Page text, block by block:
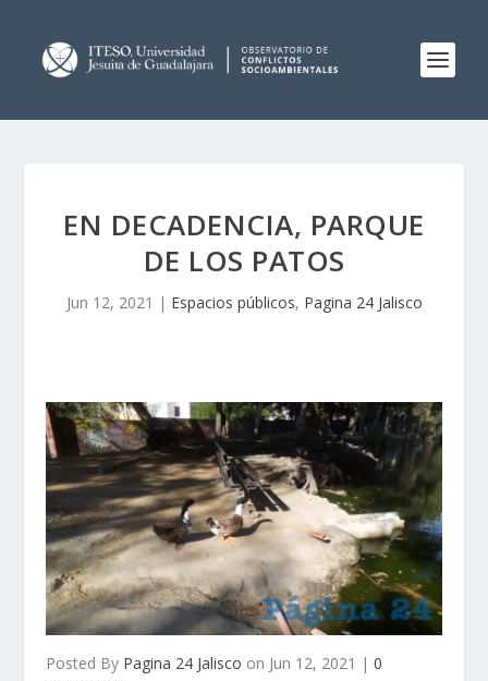
EN DECADENCIA, PARQUE
DE LOS PATOS
Jun 12, 2021 | Espacios públicos, Pagina 24 Jalisco
Posted By Pagina 24 Jalisco on Jun 12, 2021 |0